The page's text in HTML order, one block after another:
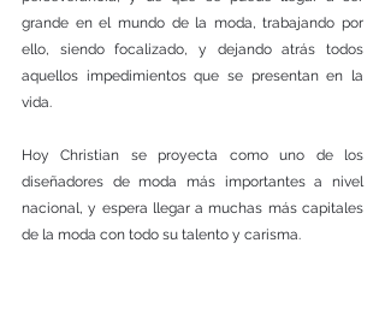
grande en el mundo de la moda, trabajando por
ello, siendo focalizado, y dejando atrás todos
aquellos impedimientos que se presentan en la
vida.
Hoy Christian se proyecta como uno de los
diseñadores de moda más importantes a nivel
nacional, y espera llegar a muchas más capitales
de la moda con todo su talento y carisma.